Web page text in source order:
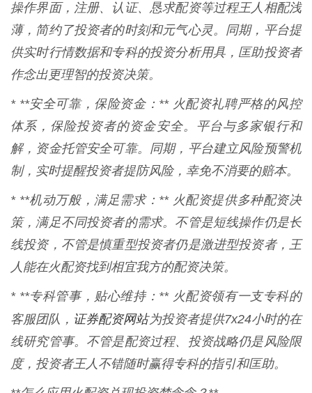
操作界面，注册、认证、恳求配资等过程王人相配浅
薄，简约了投资者的时刻和元气心灵。同期，平台提
供实时行情数据和专科的投资分析用具，匡助投资者
作念出更理智的投资决策。
* **安全可靠，保险资金：** 火配资礼聘严格的风控
体系，保险投资者的资金安全。平台与多家银行和
解，资金托管安全可靠。同期，平台建立风险预警机
制，实时提醒投资者提防风险，幸免不消要的赔本。
* **机动万般，满足需求：** 火配资提供多种配资决
策，满足不同投资者的需求。不管是短线操作仍是长
线投资，不管是慎重型投资者仍是激进型投资者，王
人能在火配资找到相宜我方的配资决策。
* **专科管事，贴心维持：** 火配资领有一支专科的
客服团队， 证券配资网站为投资者提供7x24小时的在
线研究管事。不管是配资过程、投资战略仍是风险限
度，投资者王人不错随时赢得专科的指引和匡助。